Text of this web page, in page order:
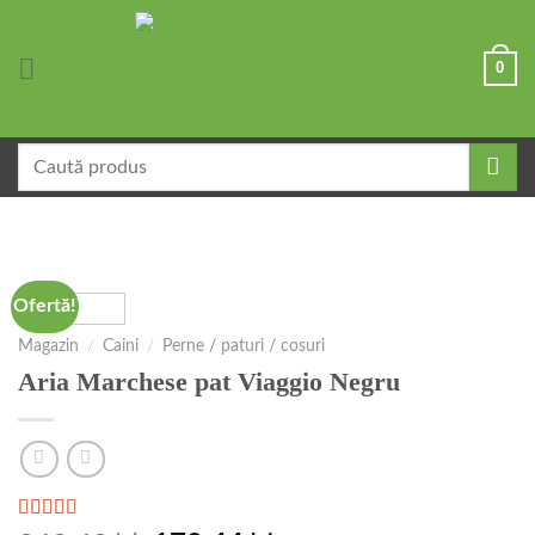
0
după:
Ofertă!
Magazin / Caini / Perne / paturi / cosuri
Aria Marchese pat Viaggio Negru